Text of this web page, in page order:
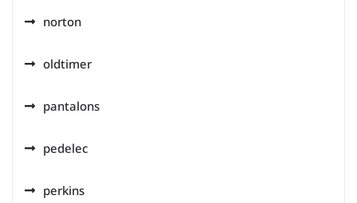
norton
oldtimer
pantalons
pedelec
perkins